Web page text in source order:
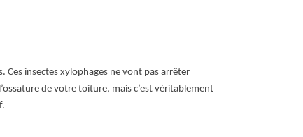
insectes xylophages ne vont pas arrêter
de votre toiture, mais c’est véritablement